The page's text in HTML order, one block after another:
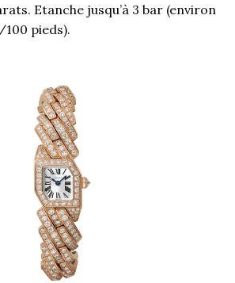
Etanche jusqu’à 3 bar (environ
pieds).